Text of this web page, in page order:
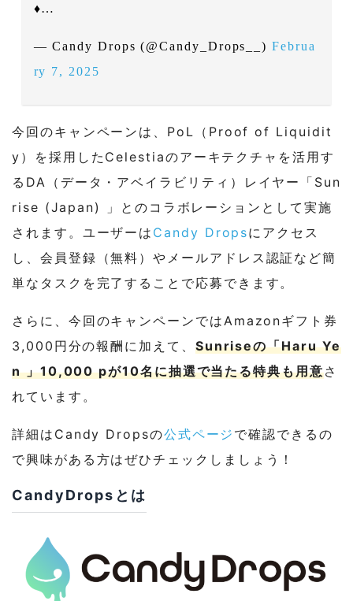
♦…
— Candy Drops (@Candy_Drops__)Februa
ry 7, 2025
今回のキャンペーンは、PoL（Proof of Liquidit
y）を採用したCelestiaのアーキテクチャを活用す
るDA（データ・アベイラビリティ）レイヤー「Sun
rise (Japan) 」とのコラボレーションとして実施
されます。ユーザーは Candy Dropsにアクセス
し、会員登録（無料）やメールアドレス認証など簡
単なタスクを完了することで応募できます。
さらに、今回のキャンペーンではAmazonギフト券
3,000円分の報酬に加えて、 Sunriseの「Haru Ye
n 」10,000 pが10名に抽選で当たる特典も用意さ
れています。
詳細はCandy Dropsの公式ページ で確認できるの
で興味がある方はぜひチェックしましょう！
CandyDropsとは